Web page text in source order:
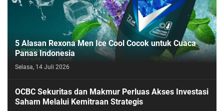
5 Alasan Rexona Men Ice Cool Cocok untuk Cuaca
Panas Indonesia
Selasa, 14 Juli 2026
OCBC Sekuritas dan Makmur Perluas Akses Investasi
Saham Melalui Kemitraan Strategis